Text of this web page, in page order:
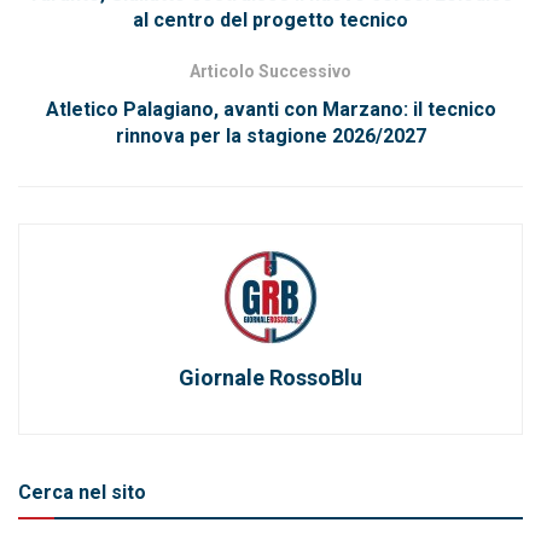
al centro del progetto tecnico
Articolo Successivo
Atletico Palagiano, avanti con Marzano: il tecnico
rinnova per la stagione 2026/2027
Giornale RossoBlu
Cerca nel sito